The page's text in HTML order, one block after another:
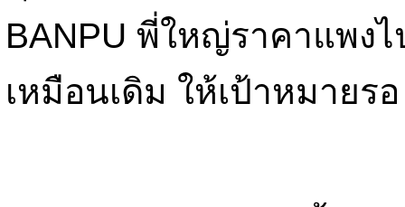
BANPU พี่ใหญ่ราคาแพง
เหมือนเดิม ให้เป้าหมายร